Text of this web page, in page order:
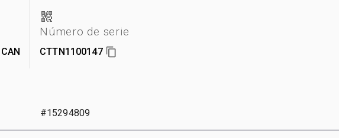
Número de serie
CTTN1100147
#15294809